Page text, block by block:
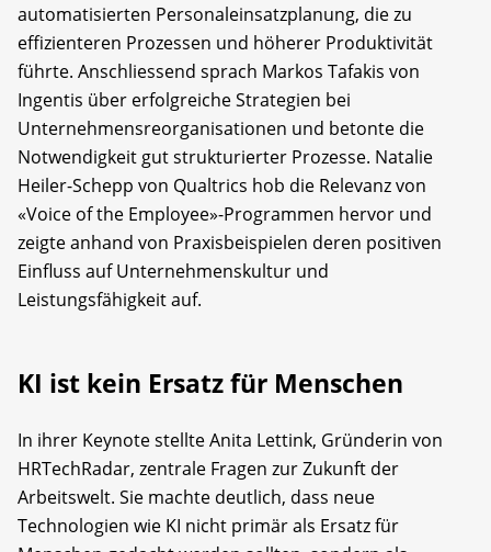
automatisierten Personaleinsatzplanung, die zu
effizienteren Prozessen und höherer Produktivität
führte. Anschliessend sprach Markos Tafakis von
Ingentis über erfolgreiche Strategien bei
Unternehmensreorganisationen und betonte die
Notwendigkeit gut strukturierter Prozesse. Natalie
Heiler-Schepp von Qualtrics hob die Relevanz von
«Voice of the Employee»-Programmen hervor und
zeigte anhand von Praxisbeispielen deren positiven
Einfluss auf Unternehmenskultur und
Leistungsfähigkeit auf.
KI ist kein Ersatz für Menschen
In ihrer Keynote stellte Anita Lettink, Gründerin von
HRTechRadar, zentrale Fragen zur Zukunft der
Arbeitswelt. Sie machte deutlich, dass neue
Technologien wie KI nicht primär als Ersatz für